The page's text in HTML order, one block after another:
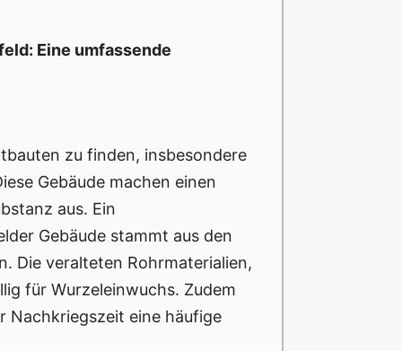
Eine umfassende
zu finden, insbesondere
Gebäude machen einen
aus. Ein
Gebäude stammt aus den
Die veralteten Rohrmaterialien,
für Wurzeleinwuchs. Zudem
Nachkriegszeit eine häufige